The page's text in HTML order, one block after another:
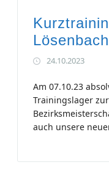
Lösenbach
24.10.2023
Am 07.10.23
Trainingslager
auch unsere